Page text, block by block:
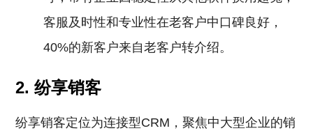
客服及时性和专业性在老客户中口碑良好，
40%的新客户来自老客户转介绍。
2. 纷享销客
纷享销客定位为连接型CRM，聚焦中大型企业的销